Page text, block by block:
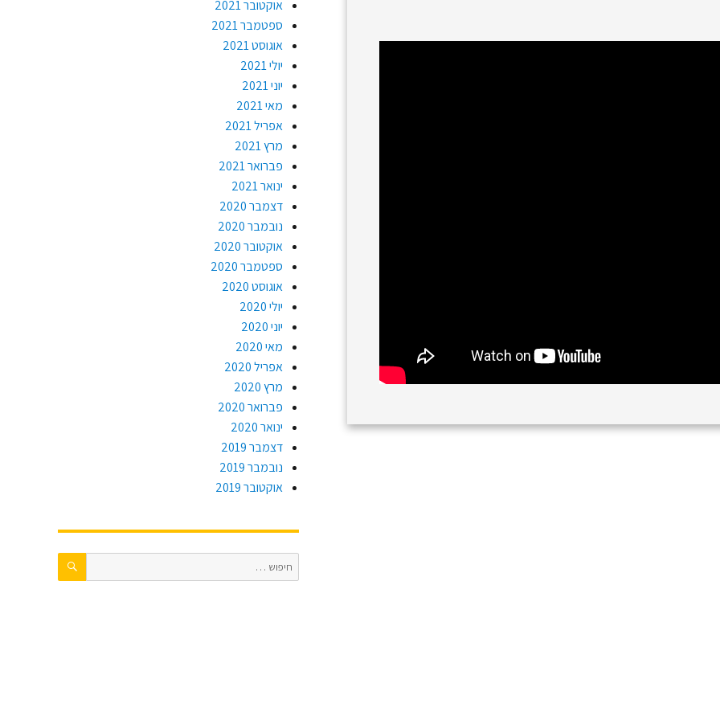
אוקטובר 2021
ספטמבר 2021
אוגוסט 2021
יולי 2021
יוני 2021
מאי 2021
אפריל 2021
מרץ 2021
פברואר 2021
ינואר 2021
דצמבר 2020
נובמבר 2020
אוקטובר 2020
ספטמבר 2020
אוגוסט 2020
יולי 2020
יוני 2020
מאי 2020
אפריל 2020
מרץ 2020
פברואר 2020
ינואר 2020
דצמבר 2019
נובמבר 2019
אוקטובר 2019
חפש: חיפוש